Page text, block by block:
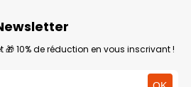
🎁 10% de réduction en vous inscrivant !